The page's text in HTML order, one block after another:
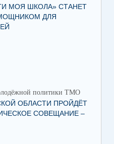
МОЯ ШКОЛА» СТАНЕТ
ДЛЯ
политики ТМО
ОБЛАСТИ ПРОЙДЁТ
СОВЕЩАНИЕ –